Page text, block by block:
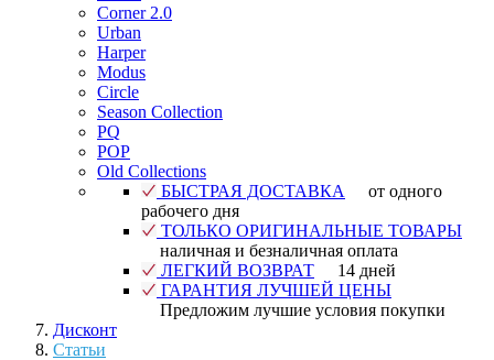
Corner 2.0
Urban
Harper
Modus
Circle
Season Collection
PQ
POP
Old Collections
БЫСТРАЯ ДОСТАВКА
от одного
рабочего дня
ТОЛЬКО ОРИГИНАЛЬНЫЕ ТОВАРЫ
наличная и безналичная оплата
ЛЕГКИЙ ВОЗВРАТ
14 дней
ГАРАНТИЯ ЛУЧШЕЙ ЦЕНЫ
Предложим лучшие условия покупки
Дисконт
Статьи